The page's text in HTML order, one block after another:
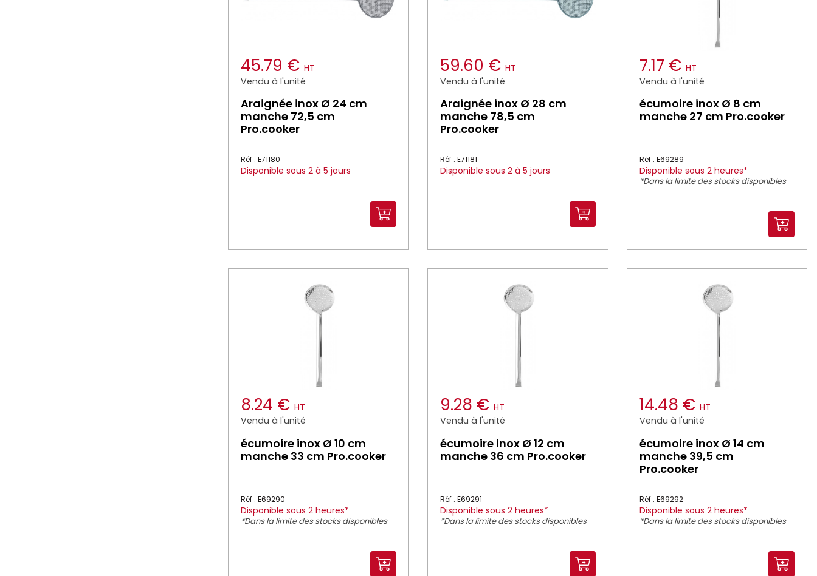
45.79 € HT
Vendu à l'unité
Araignée inox Ø 24 cm
manche 72,5 cm
Pro.cooker
Réf : E71180
Disponible sous 2 à 5 jours
59.60 € HT
Vendu à l'unité
Araignée inox Ø 28 cm
manche 78,5 cm
Pro.cooker
Réf : E71181
Disponible sous 2 à 5 jours
7.17 € HT
Vendu à l'unité
écumoire inox Ø 8 cm
manche 27 cm Pro.cooker
Réf : E69289
Disponible sous 2 heures*
*Dans la limite des stocks disponibles
8.24 € HT
Vendu à l'unité
écumoire inox Ø 10 cm
manche 33 cm Pro.cooker
Réf : E69290
Disponible sous 2 heures*
*Dans la limite des stocks disponibles
9.28 € HT
Vendu à l'unité
écumoire inox Ø 12 cm
manche 36 cm Pro.cooker
Réf : E69291
Disponible sous 2 heures*
*Dans la limite des stocks disponibles
14.48 € HT
Vendu à l'unité
écumoire inox Ø 14 cm
manche 39,5 cm
Pro.cooker
Réf : E69292
Disponible sous 2 heures*
*Dans la limite des stocks disponibles